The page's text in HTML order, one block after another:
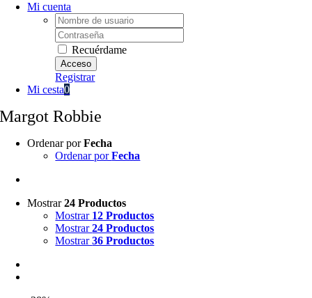
Mi cuenta
Username:
Password:
Recuérdame
Registrar
Mi cesta0
Margot Robbie
Ordenar porFecha
Ordenar porFecha
Mostrar24 Productos
Mostrar 12 Productos
Mostrar24 Productos
Mostrar36 Productos